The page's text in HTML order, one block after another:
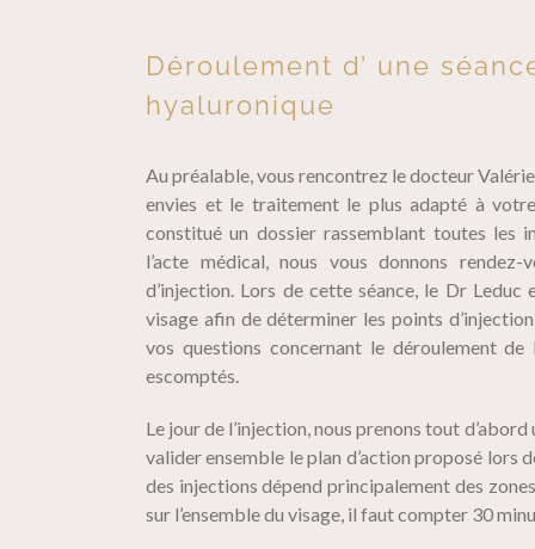
Déroulement d’ une
hyaluronique
Au préalable, vous rencontrez le docteur
envies et le traitement le plus adapté à
constitué un dossier rassemblant toutes les
l’acte médical, nous vous donnons
d’injection. Lors de cette séance, le Dr
visage afin de déterminer les points
vos questions concernant le déroulement
escomptés.
Le jour de l’injection, nous prenons tout
valider ensemble le plan d’action proposé lors
des injections dépend principalement des
sur l’ensemble du visage, il faut compter 30